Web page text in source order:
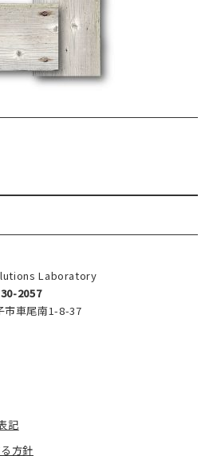
Laboratory
2057
市車尾南1-8-37
記
方針